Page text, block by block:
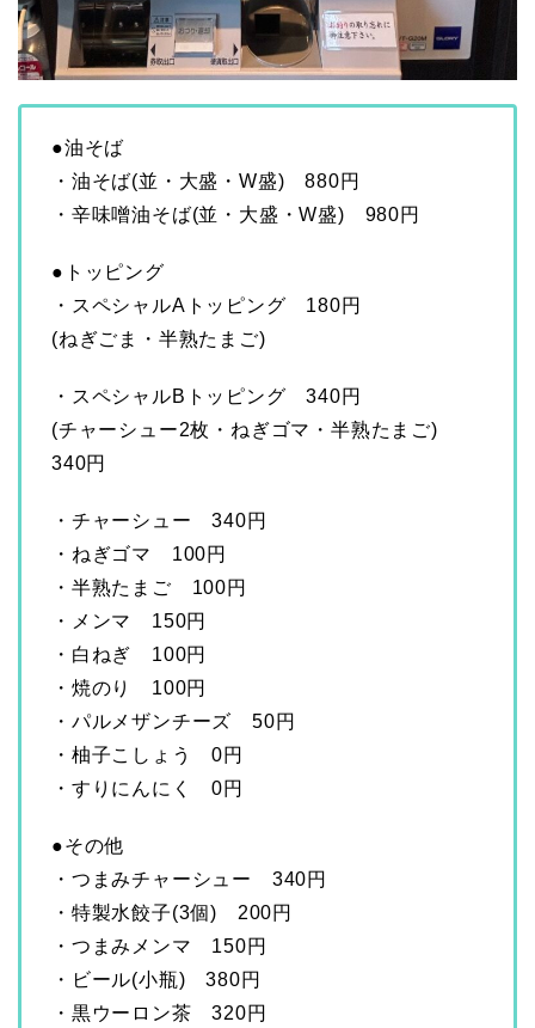
●油そば
・油そば(並・大盛・W盛) 880円
・辛味噌油そば(並・大盛・W盛) 980円
●トッピング
・スペシャルAトッピング 180円
(ねぎごま・半熟たまご)
・スペシャルBトッピング 340円
(チャーシュー2枚・ねぎゴマ・半熟たまご)
340円
・チャーシュー 340円
・ねぎゴマ 100円
・半熟たまご 100円
・メンマ 150円
・白ねぎ 100円
・焼のり 100円
・パルメザンチーズ 50円
・柚子こしょう 0円
・すりにんにく 0円
●その他
・つまみチャーシュー 340円
・特製水餃子(3個) 200円
・つまみメンマ 150円
・ビール(小瓶) 380円
・黒ウーロン茶 320円